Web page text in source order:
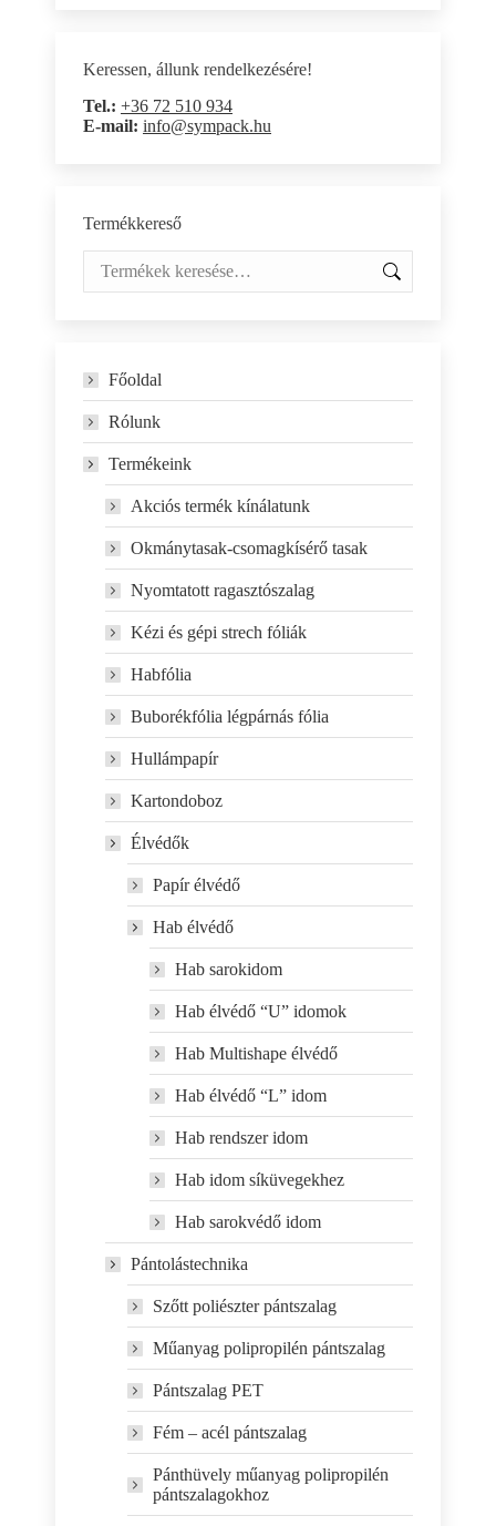
Keressen, állunk rendelkezésére!
Tel.: +36 72 510 934
E-mail: info@sympack.hu
Termékkereső
Főoldal
Rólunk
Termékeink
Akciós termék kínálatunk
Okmánytasak-csomagkísérő tasak
Nyomtatott ragasztószalag
Kézi és gépi strech fóliák
Habfólia
Buborékfólia légpárnás fólia
Hullámpapír
Kartondoboz
Élvédők
Papír élvédő
Hab élvédő
Hab sarokidom
Hab élvédő “U” idomok
Hab Multishape élvédő
Hab élvédő “L” idom
Hab rendszer idom
Hab idom síküvegekhez
Hab sarokvédő idom
Pántolástechnika
Szőtt poliészter pántszalag
Műanyag polipropilén pántszalag
Pántszalag PET
Fém – acél pántszalag
Pánthüvely műanyag polipropilén
pántszalagokhoz